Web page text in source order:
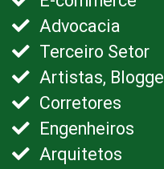
Advocacia
Terceiro Setor
Artistas,
Corretores
Engenheiros
Arquitetos